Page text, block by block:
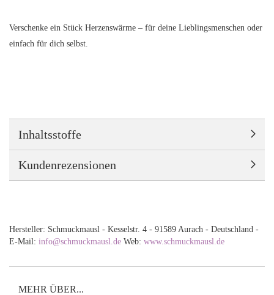
Verschenke ein Stück Herzenswärme – für deine Lieblingsmenschen oder
einfach für dich selbst.
Inhaltsstoffe
Kundenrezensionen
Hersteller: Schmuckmausl - Kesselstr. 4 - 91589 Aurach - Deutschland -
E-Mail: info@schmuckmausl.de Web: www.schmuckmausl.de
MEHR ÜBER...